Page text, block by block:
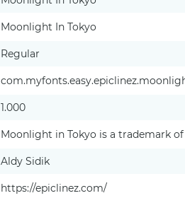
Moonlight In Tokyo
Regular
1.000
Moonlight in Tokyo is a trademark of
Aldy Sidik
https://epiclinez.com/